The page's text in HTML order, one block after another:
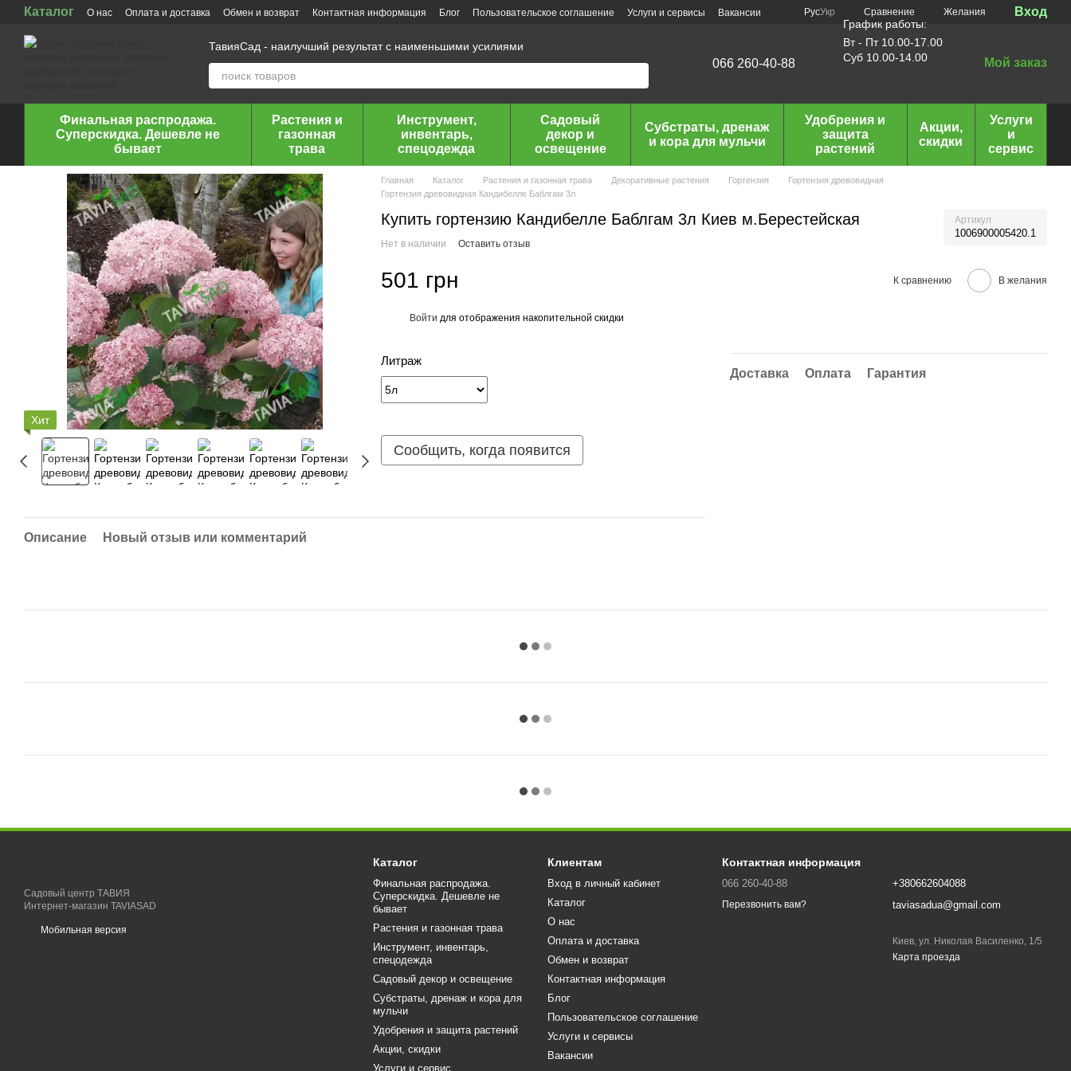
Перейти к основному контенту
Каталог О нас Оплата и доставка Обмен и возврат Контактная информация Блог Пользовательское соглашение Услуги и сервисы Вакансии РусУкр Сравнение Желания Вход
ТавияСад - наилучший результат с наименьшими усилиями
066 260-40-88
График работы:
Вт - Пт 10.00-17.00
Суб 10.00-14.00
Мой заказ
Финальная распродажа.
Суперскидка. Дешевле не
бывает
Растения и
газонная
трава
Инструмент,
инвентарь,
спецодежда
Садовый
декор и
освещение
Субстраты, дренаж
и кора для мульчи
Удобрения и
защита
растений
Акции,
скидки
Услуги
и
сервис
Хит
Главная Каталог Растения и газонная трава Декоративные растения Гортензия
Гортензия древовидная
Гортензия древовидная Кандибелле Баблгам 3л
Купить гортензию Кандибелле Баблгам 3л Киев м.Берестейская Артикул
1006900005420.1
Нет в наличии Оставить отзыв
501 грн К сравнению В желания
Войти для отображения накопительной скидки
Литраж
Сообщить, когда появится
Доставка Оплата Гарантия
Описание Новый отзыв или комментарий
Садовый центр ТАВИЯ
Интернет-магазин TAVIASAD
Мобильная версия
Каталог
Финальная распродажа.
Суперскидка. Дешевле не
бывает
Растения и газонная трава
Инструмент, инвентарь,
спецодежда
Садовый декор и освещение
Субстраты, дренаж и кора для
мульчи
Удобрения и защита растений
Акции, скидки
Услуги и сервис
Клиентам
Вход в личный кабинет
Каталог
О нас
Оплата и доставка
Обмен и возврат
Контактная информация
Блог
Пользовательское соглашение
Услуги и сервисы
Вакансии
Контактная информация
066 260-40-88
Перезвонить вам?
+380662604088
taviasadua@gmail.com
Киев, ул. Николая Василенко, 1/5
Карта проезда